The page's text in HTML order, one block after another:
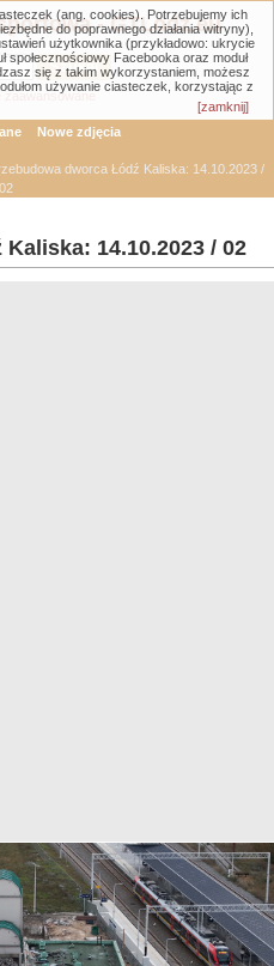
- GTLodz.eu
Nowe zdjęcia
dworca Łódź Kaliska: 14.10.2023 /
02
14.10.2023 / 02
(ang. cookies). Potrzebujemy ich
do poprawnego działania witryny),
użytkownika (przykładowo: ukrycie
społecznościowy Facebooka oraz moduł
się z takim wykorzystaniem, możesz
używanie ciasteczek, korzystając z
[zamknij]